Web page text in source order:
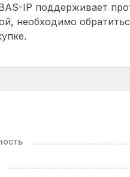
IP поддерживает
необходимо